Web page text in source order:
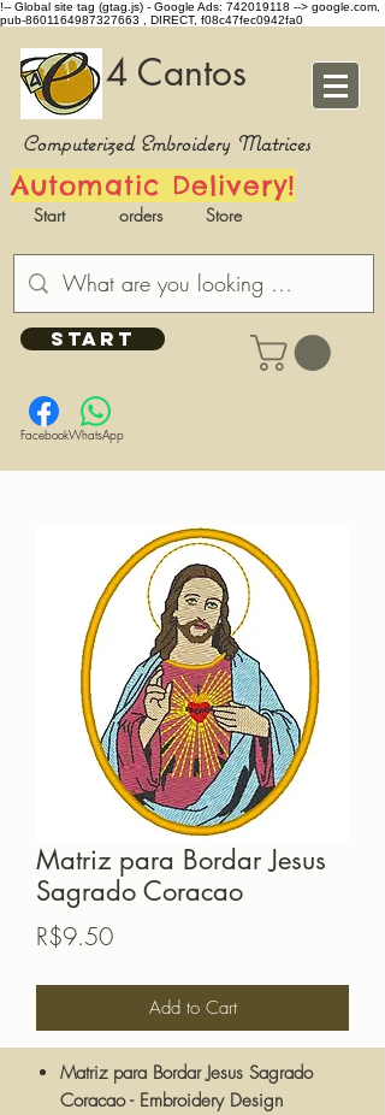
!-- Global site tag (gtag.js) - Google Ads: 742019118 --> google.com,
pub-8601164987327663 , DIRECT, f08c47fec0942fa0
4 Cantos
Computerized Embroidery Matrices
Automatic Delivery!
Start orders Store
START
FacebookWhatsApp
Matriz para Bordar Jesus
Sagrado Coracao
R$9.50Price
Add to Cart
Matriz para Bordar Jesus Sagrado
Coracao - Embroidery Design